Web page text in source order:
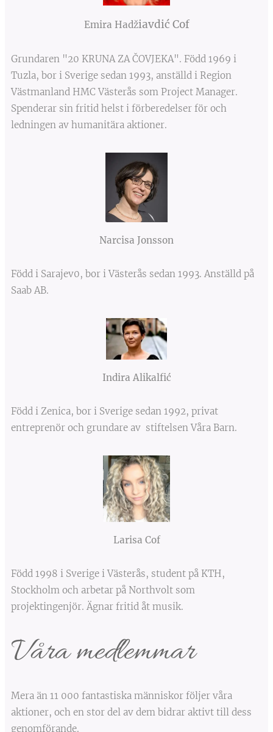
Emira Hadžiavdić Cof
Grundaren "20 KRUNA ZA ČOVJEKA". Född 1969 i
Tuzla, bor i Sverige sedan 1993, anställd i Region
Västmanland HMC Västerås som Project Manager.
Spenderar sin fritid helst i förberedelser för och
ledningen av humanitära aktioner.
Narcisa Jonsson
Född i Sarajev0, bor i Västerås sedan 1993. Anställd på
Saab AB.
Indira Alikalfić
Född i Zenica, bor i Sverige sedan 1992, privat
entreprenör och grundare av stiftelsen Våra Barn.
Larisa Cof
Född 1998 i Sverige i Västerås, student på KTH,
Stockholm och arbetar på Northvolt som
projektingenjör. Ägnar fritid åt musik.
Våra medlemmar
Mera än 11 000 fantastiska människor följer våra
aktioner, och en stor del av dem bidrar aktivt till dess
genomförande.